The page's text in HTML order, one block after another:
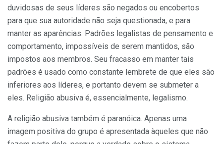
duvidosas de seus líderes são negados ou encobertos
para que sua autoridade não seja questionada, e para
manter as aparências. Padrões legalistas de pensamento e
comportamento, impossíveis de serem mantidos, são
impostos aos membros. Seu fracasso em manter tais
padrões é usado como constante lembrete de que eles são
inferiores aos líderes, e portanto devem se submeter a
eles. Religião abusiva é, essencialmente, legalismo.
A religião abusiva também é paranóica. Apenas uma
imagem positiva do grupo é apresentada àqueles que não